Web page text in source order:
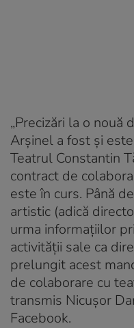
„Precizări la o nouă
Arşinel a fost şi
Teatrul Constantin
contract de
este în curs. Până
artistic (adică
urma informațiilor
activității sale ca
prelungit acest
de colaborare cu
transmis Nicușor
Facebook.